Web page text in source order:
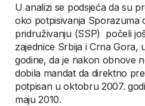
U analizi se podsjeća da su
oko potpisivanja Sporazuma
pridruživanju (SSP) počeli
zajednice Srbija i Crna Gora,
godine, da je nakon obnove
dobila mandat da direktno
potpisan u oktobru 2007.
maju 2010.